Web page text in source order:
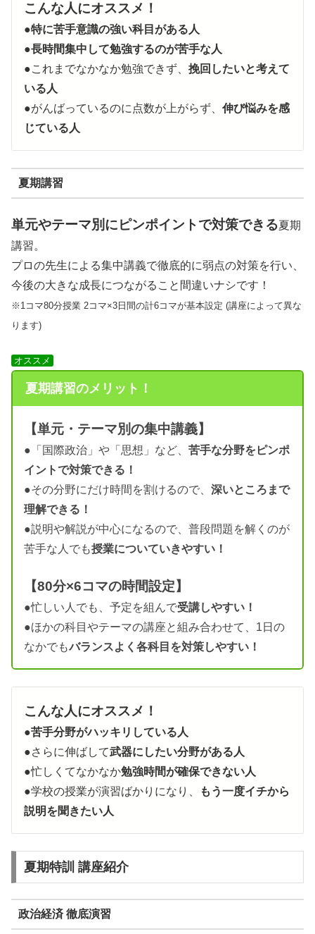
こんな人にオススメ！
●特に苦手意識の強い科目がある人
●長時間集中して勉強するのが苦手な人
●これまでなかなか勉強できず、 挽回したいと考えて
いる人
●がんばっているのに点数が上がらず、 伸び悩みを感
じている人
夏期講習
単元やテーマ別にピンポイントで対策できる夏期
講習。
プロの先生による集中講義で徹底的に弱点の対策を行い、
今後の大きな成長につながること間違いナシです！
※1コマ80分授業 2コマ×3日間の計6コマが基本設定 (講座によって異な
ります)
オススメ
夏期講習のメリット！
【単元・テーマ別の集中講義】
●「国際政治」や「思想」など、 苦手な分野をピンポ
イントで対策できる！
●その分野にだけ時間を割けるので、 深いところまで
理解できる！
●説明や解説が中心になるので、普段問題を解くのが
苦手な人でも授業についていきやすい！
【80分×6コマの時間設定】
●忙しい人でも、予定を組んで受講しやすい！
●ほかの科目やテーマの講座と組み合わせて、1日の
なかでもバランスよく各科目を対策しやすい！
こんな人にオススメ！
●苦手分野がハッキリしている人
●さらに伸ばして武器にしたい分野がある人
●忙しくてなかなか勉強時間が確保できない人
●学校の授業が演習ばかりになり、
もう一度イチから
説明を聞きたい人
夏期特訓 講座紹介
政治経済 徹底演習